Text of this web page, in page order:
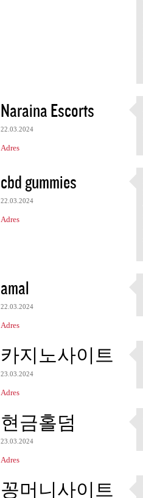
Naraina Escorts
22.03.2024
Adres
cbd gummies
22.03.2024
Adres
amal
22.03.2024
Adres
카지노사이트
23.03.2024
Adres
현금홀덤
23.03.2024
Adres
꽁머니사이트